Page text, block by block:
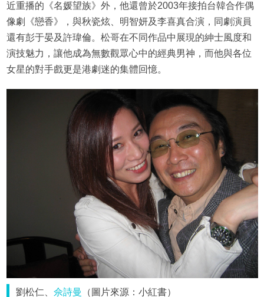
近重播的《名媛望族》外，他還曾於2003年接拍台韓合作偶
像劇《戀香》，與秋瓷炫、明智妍及李喜真合演，同劇演員
還有彭于晏及許瑋倫。松哥在不同作品中展現的紳士風度和
演技魅力，讓他成為無數觀眾心中的經典男神，而他與各位
女星的對手戲更是港劇迷的集體回憶。
劉松仁、佘詩曼 （圖片來源：小紅書）